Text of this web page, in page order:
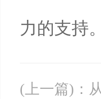
力的支持
(上一篇) ：